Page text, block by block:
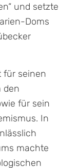
und setzte
Doms
für seinen
den
für sein
In
machte